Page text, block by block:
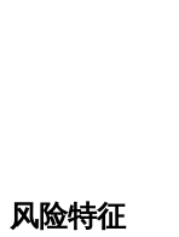
风险特征